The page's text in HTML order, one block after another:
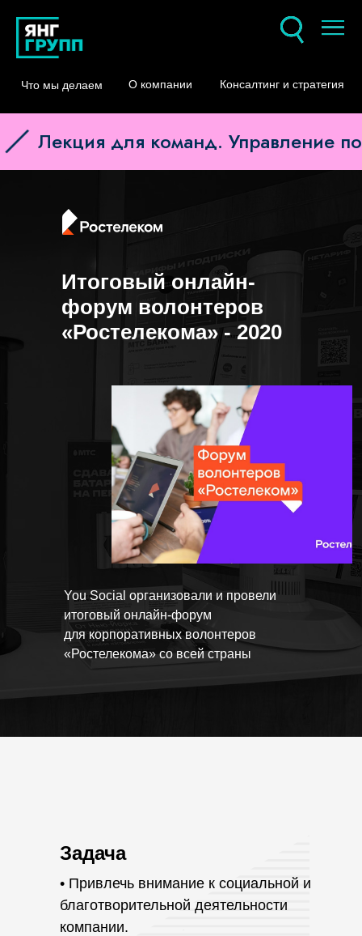
Что мы делаем
Лекция для команд. Управление
Итоговый онлайн-
форум волонтеров
«Ростелекома» - 2020
You Social организовали и провели
итоговый онлайн-форум
для корпоративных волонтеров
«Ростелекома» со всей страны
• Привлечь внимание к социальной и
благотворительной деятельности
компании.
Задача